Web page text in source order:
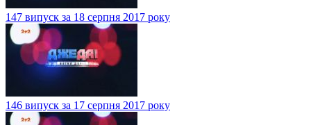
147 випуск за 18 серпня 2017 року
146 випуск за 17 серпня 2017 року